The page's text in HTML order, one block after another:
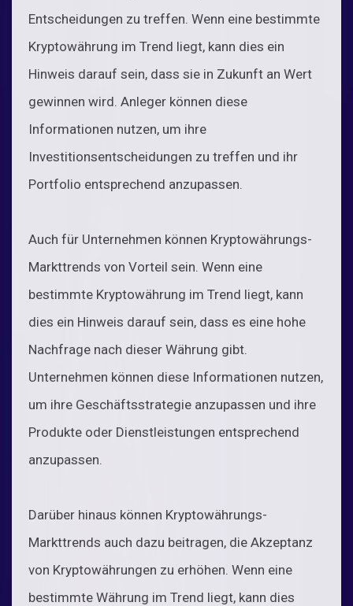
Entscheidungen zu treffen. Wenn eine bestimmte
Kryptowährung im Trend liegt, kann dies ein
Hinweis darauf sein, dass sie in Zukunft an Wert
gewinnen wird. Anleger können diese
Informationen nutzen, um ihre
Investitionsentscheidungen zu treffen und ihr
Portfolio entsprechend anzupassen.
Auch für Unternehmen können Kryptowährungs-
Markttrends von Vorteil sein. Wenn eine
bestimmte Kryptowährung im Trend liegt, kann
dies ein Hinweis darauf sein, dass es eine hohe
Nachfrage nach dieser Währung gibt.
Unternehmen können diese Informationen nutzen,
um ihre Geschäftsstrategie anzupassen und ihre
Produkte oder Dienstleistungen entsprechend
anzupassen.
Darüber hinaus können Kryptowährungs-
Markttrends auch dazu beitragen, die Akzeptanz
von Kryptowährungen zu erhöhen. Wenn eine
bestimmte Währung im Trend liegt, kann dies